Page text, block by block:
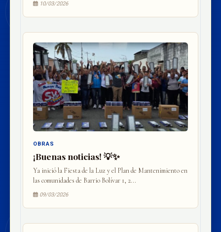
10/03/2026
OBRAS
¡Buenas noticias! 💡✨
Ya inició la Fiesta de la Luz y el Plan de Mantenimiento en
las comunidades de Barrio Bolívar 1, 2...
09/03/2026